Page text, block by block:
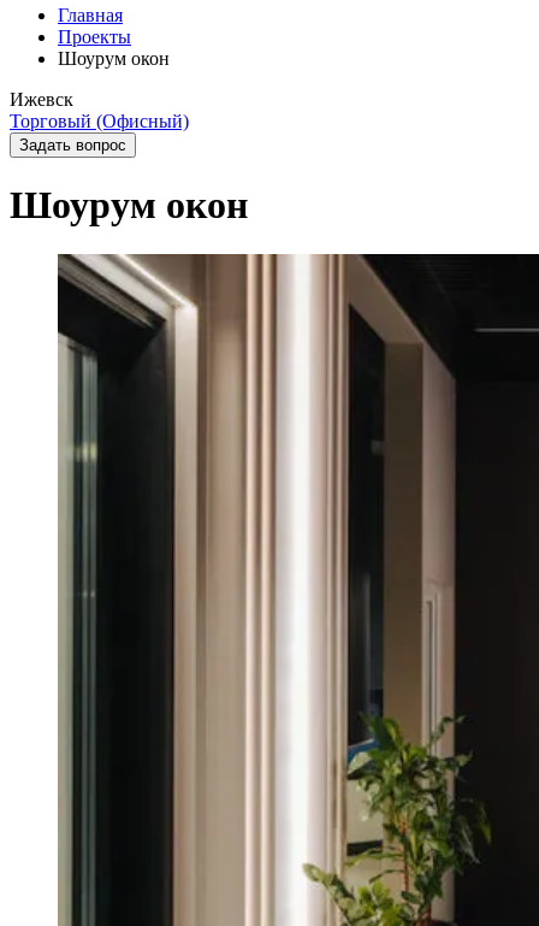
Главная
Проекты
Шоурум окон
Ижевск
Торговый (Офисный)
Задать вопрос
Шоурум окон